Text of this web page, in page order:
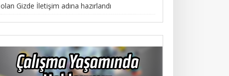
olan Gizde İletişim adına hazırlandı